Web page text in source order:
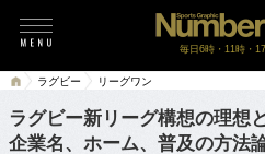
毎日6時・11時・
ラグビー リーグワン
ラグビー新リーグ構想の理想
企業名、ホーム、普及の方法